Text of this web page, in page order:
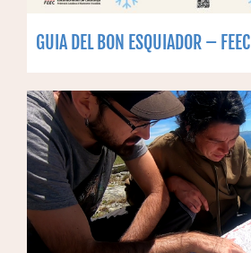
GUIA DEL BON ESQUIADOR – FEEC